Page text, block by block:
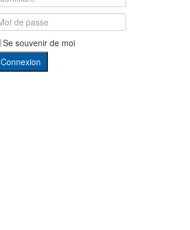
Se souvenir de moi
Connexion